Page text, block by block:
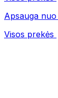
Apsauga
Visos prekės